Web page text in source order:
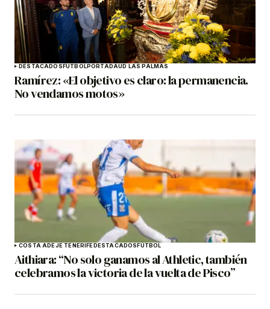
DESTACADOSFÚTBOLPORTADAUD LAS PALMAS
Ramírez: «El objetivo es claro: la permanencia.
No vendamos motos»
COSTA ADEJE TENERIFEDESTACADOSFÚTBOL
Aithiara: “No solo ganamos al Athletic, también
celebramos la victoria de la vuelta de Pisco”